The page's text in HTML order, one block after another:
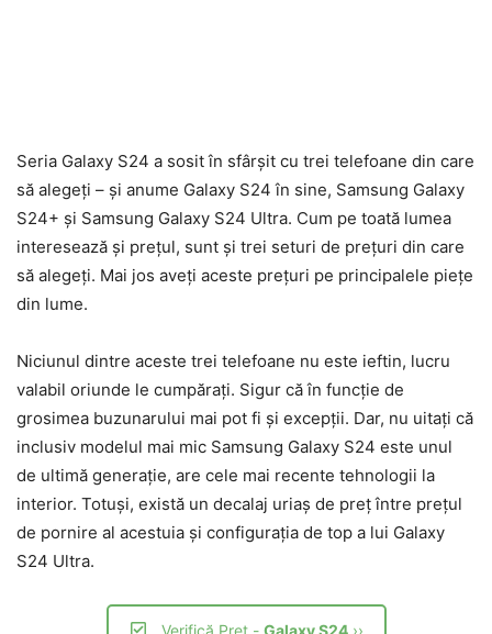
Seria Galaxy S24 a sosit în sfârșit cu trei telefoane din care
să alegeți – și anume Galaxy S24 în sine, Samsung Galaxy
S24+ și Samsung Galaxy S24 Ultra. Cum pe toată lumea
interesează și prețul, sunt și trei seturi de prețuri din care
să alegeți. Mai jos aveți aceste prețuri pe principalele piețe
din lume.
Niciunul dintre aceste trei telefoane nu este ieftin, lucru
valabil oriunde le cumpărați. Sigur că în funcție de
grosimea buzunarului mai pot fi și excepții. Dar, nu uitați că
inclusiv modelul mai mic Samsung Galaxy S24 este unul
de ultimă generație, are cele mai recente tehnologii la
interior. Totuși, există un decalaj uriaș de preț între prețul
de pornire al acestuia și configurația de top a lui Galaxy
S24 Ultra.
Verifică Preț - Galaxy S24››